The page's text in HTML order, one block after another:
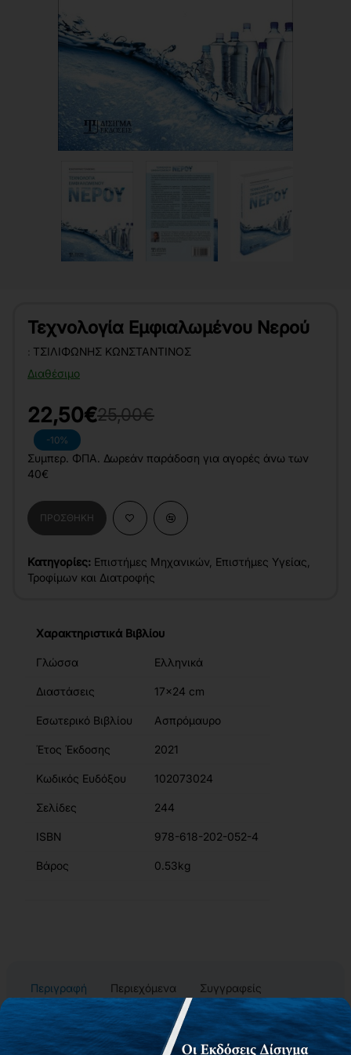
Τεχνολογία Εμφιαλωμένου Νερού
Διαθέσιμο
: ΤΣΙΛΙΦΏΝΗΣ ΚΩΝΣΤΑΝΤΊΝΟΣ
-10%
22,50€25,00€
Συμπερ. ΦΠΑ. Δωρεάν παράδοση για αγορές άνω των
40€
ΠΡΟΣΘΉΚΗ
Κατηγορίες: Επιστήμες Μηχανικών Επιστήμες Υγείας
Τροφίμων και Διατροφής
Χαρακτηριστικά Βιβλίου
Γλώσσα Ελληνικά
Διαστάσεις 17x24 cm
Εσωτερικό Βιβλίου Ασπρόμαυρο
Έτος Έκδοσης 2021
Κωδικός Ευδόξου 102073024
Σελίδες 244
ISBN 978-618-202-052-4
Βάρος 0.53kg
Περιγραφή Περιεχόμενα Συγγραφείς
Αίτημα για δωρεάν αντίτυπο